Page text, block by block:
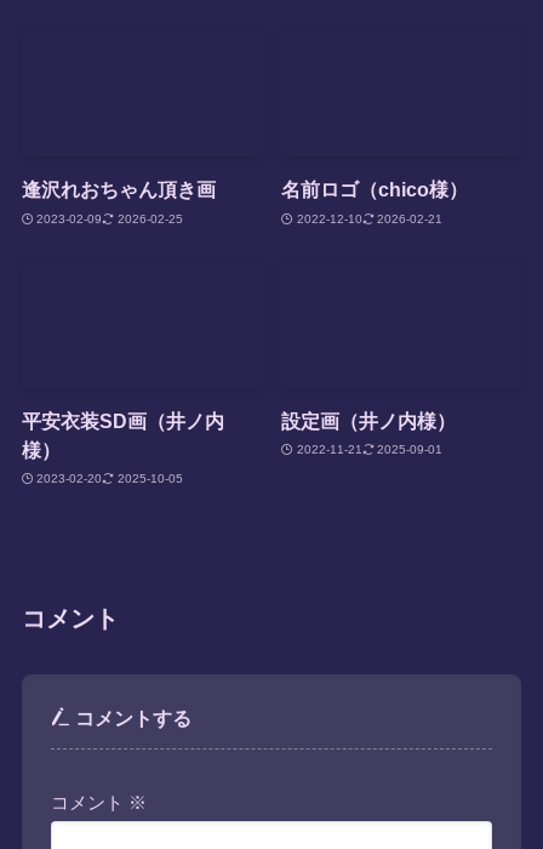
逢沢れおちゃん頂き画
2023-02-09 2026-02-25
名前ロゴ（chico様）
2022-12-10 2026-02-21
平安衣装SD画（井ノ内
様）
2023-02-20 2025-10-05
設定画（井ノ内様）
2022-11-21 2025-09-01
コメント
コメントする
コメント ※